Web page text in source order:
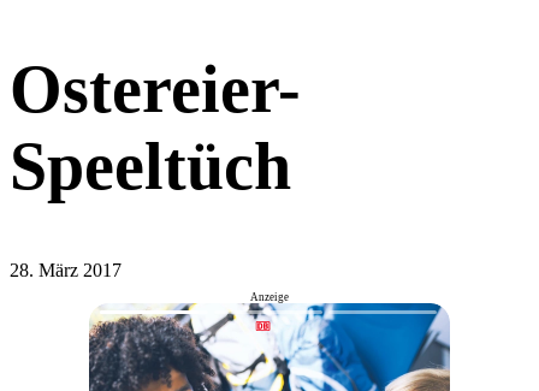
Ostereier-
Speeltüch
28. März 2017
Anzeige